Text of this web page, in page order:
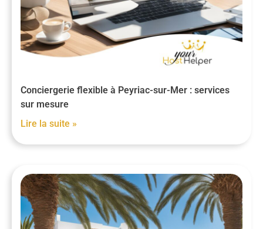
Conciergerie flexible à Peyriac-sur-Mer : services
sur mesure
Lire la suite »